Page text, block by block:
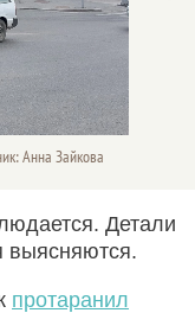
Анна Зайкова
Детали
выясняются.
протаранил